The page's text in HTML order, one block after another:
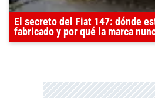
El secreto del Fiat 147: dónde
fabricado y por qué la marca